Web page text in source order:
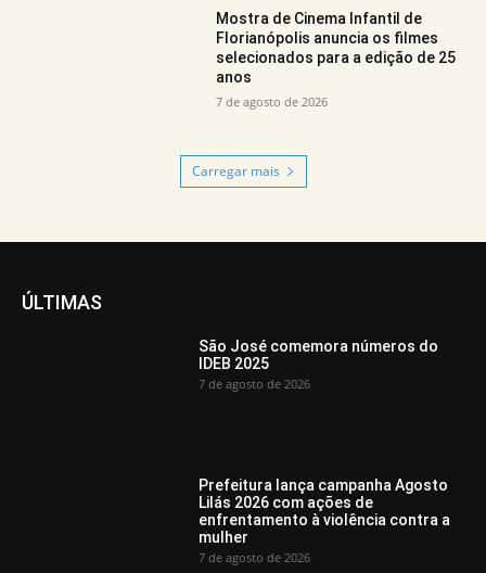
Mostra de Cinema Infantil de
Florianópolis anuncia os filmes
selecionados para a edição de 25
anos
7 de agosto de 2026
Carregar mais
ÚLTIMAS
São José comemora números do
IDEB 2025
7 de agosto de 2026
Prefeitura lança campanha Agosto
Lilás 2026 com ações de
enfrentamento à violência contra a
mulher
7 de agosto de 2026